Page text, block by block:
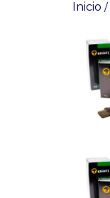
Inicio /